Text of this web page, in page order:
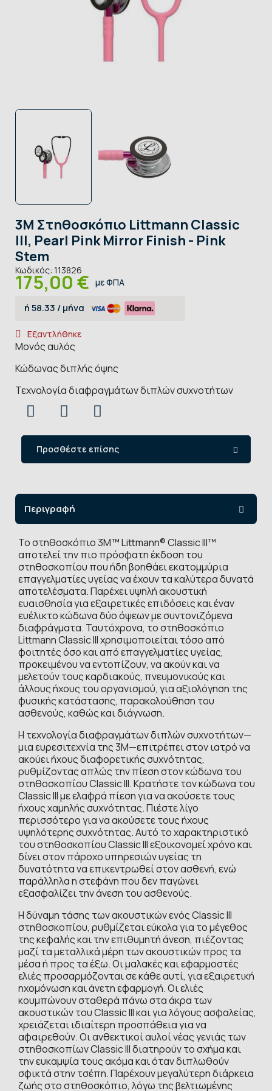
3M Στηθοσκόπιο Littmann Classic
III, Pearl Pink Mirror Finish - Pink
Stem
Κωδικός: 113826
175,00 € με ΦΠΑ
ή58.33 / μήνα
Εξαντλήθηκε
Μονός αυλός
Κώδωνας διπλής όψης
Τεχνολογία διαφραγμάτων διπλών συχνοτήτων
Προσθέστε επίσης
Περιγραφή
Το στηθοσκόπιο 3M™ Littmann® Classic III™
αποτελεί την πιο πρόσφατη έκδοση του
στηθοσκοπίου που ήδη βοηθάει εκατομμύρια
επαγγελματίες υγείας να έχουν τα καλύτερα δυνατά
αποτελέσματα. Παρέχει υψηλή ακουστική
ευαισθησία για εξαιρετικές επιδόσεις και έναν
ευέλικτο κώδωνα δύο όψεων με συντονιζόμενα
διαφράγματα. Ταυτόχρονα, το στηθοσκόπιο
Littmann Classic III χρησιμοποιείται τόσο από
φοιτητές όσο και από επαγγελματίες υγείας,
προκειμένου να εντοπίζουν, να ακούν και να
μελετούν τους καρδιακούς, πνευμονικούς και
άλλους ήχους του οργανισμού, για αξιολόγηση της
φυσικής κατάστασης, παρακολούθηση του
ασθενούς, καθώς και διάγνωση.
Η τεχνολογία διαφραγμάτων διπλών συχνοτήτων—
μια ευρεσιτεχνία της 3M—επιτρέπει στον ιατρό να
ακούει ήχους διαφορετικής συχνότητας,
ρυθμίζοντας απλώς την πίεση στον κώδωνα του
στηθοσκοπίου Classic III. Κρατήστε τον κώδωνα του
Classic III με ελαφρά πίεση για να ακούσετε τους
ήχους χαμηλής συχνότητας. Πιέστε λίγο
περισσότερο για να ακούσετε τους ήχους
υψηλότερης συχνότητας. Αυτό το χαρακτηριστικό
του στηθοσκοπίου Classic III εξοικονομεί χρόνο και
δίνει στον πάροχο υπηρεσιών υγείας τη
δυνατότητα να επικεντρωθεί στον ασθενή, ενώ
παράλληλα η στεφάνη που δεν παγώνει
εξασφαλίζει την άνεση του ασθενούς.
Η δύναμη τάσης των ακουστικών ενός Classic III
στηθοσκοπίου, ρυθμίζεται εύκολα για το μέγεθος
της κεφαλής και την επιθυμητή άνεση, πιέζοντας
μαζί τα μεταλλικά μέρη των ακουστικών προς τα
μέσα ή προς τα έξω. Οι μαλακές και εφαρμοστές
ελιές προσαρμόζονται σε κάθε αυτί, για εξαιρετική
ηχομόνωση και άνετη εφαρμογή. Οι ελιές
κουμπώνουν σταθερά πάνω στα άκρα των
ακουστικών του Classic III και για λόγους ασφαλείας,
χρειάζεται ιδιαίτερη προσπάθεια για να
αφαιρεθούν. Οι ανθεκτικοί αυλοί νέας γενιάς των
στηθοσκοπίων Classic III διατηρούν το σχήμα και
την ευκαμψία τους ακόμα και όταν διπλωθούν
σφικτά στην τσέπη. Παρέχουν μεγαλύτερη διάρκεια
ζωής στο στηθοσκόπιο, λόγω της βελτιωμένης